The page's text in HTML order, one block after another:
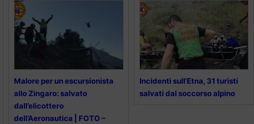
Malore per un escursionista
allo Zingaro: salvato
dall’elicottero
dell’Aeronautica | FOTO –
Incidenti sull’Etna, 31 turisti
salvati dal soccorso alpino